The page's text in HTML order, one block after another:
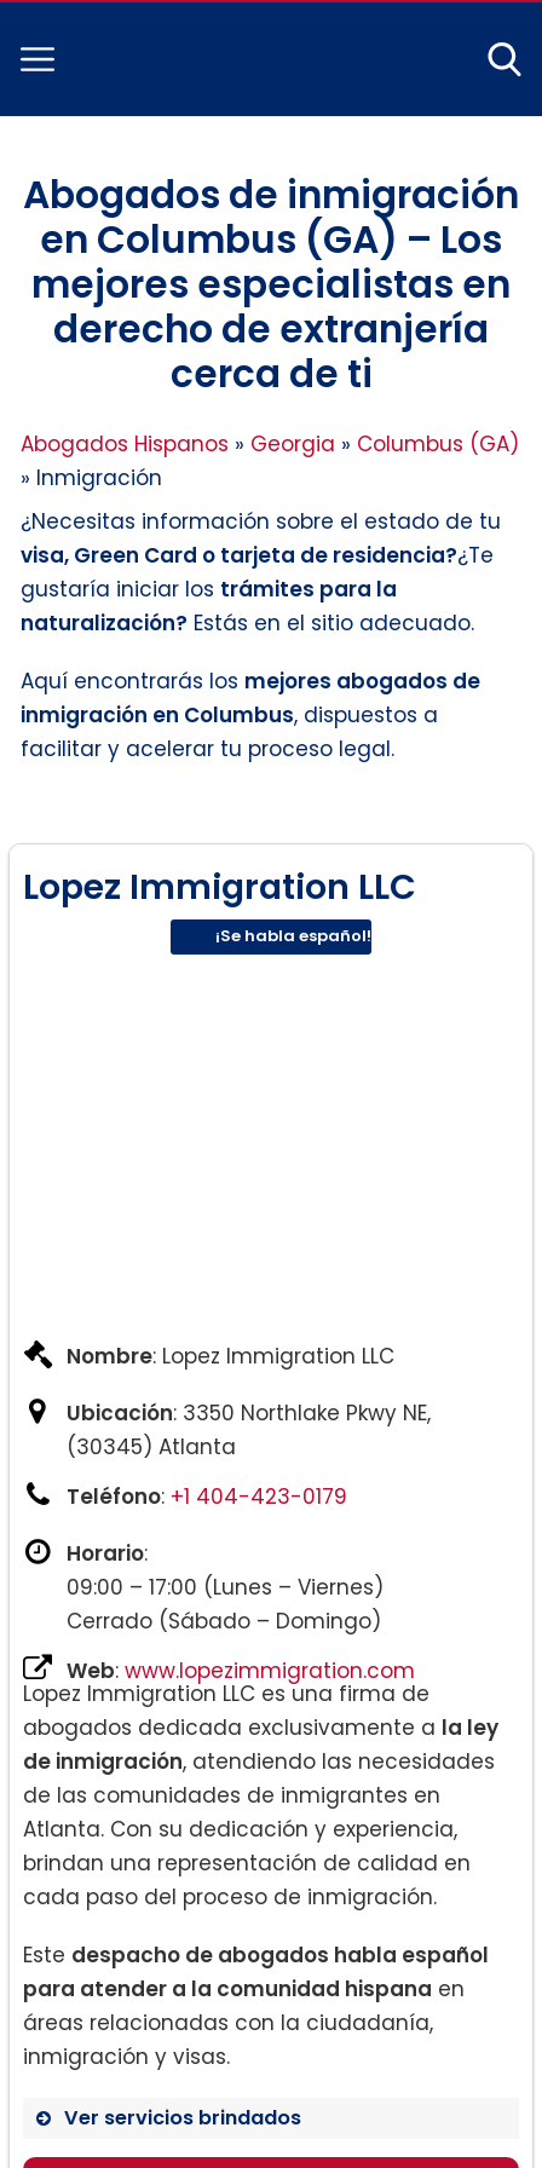
Abogados de inmigración
en Columbus (GA) – Los
mejores especialistas en
derecho de extranjería
cerca de ti
Abogados Hispanos » Georgia » Columbus (GA)
» Inmigración
¿Necesitas información sobre el estado de tu
visa, Green Card o tarjeta de residencia?¿Te
gustaría iniciar los trámites para la
naturalización? Estás en el sitio adecuado.
Aquí encontrarás los mejores abogados de
inmigración en Columbus, dispuestos a
facilitar y acelerar tu proceso legal.
Lopez Immigration LLC
¡Se habla español!
Nombre: Lopez Immigration LLC
Ubicación: 3350 Northlake Pkwy NE,
(30345) Atlanta
Teléfono: +1 404-423-0179
Horario:
09:00 – 17:00 (Lunes – Viernes)
Cerrado (Sábado – Domingo)
Web: www.lopezimmigration.com
Lopez Immigration LLC es una firma de
abogados dedicada exclusivamente a la ley
de inmigración, atendiendo las necesidades
de las comunidades de inmigrantes en
Atlanta. Con su dedicación y experiencia,
brindan una representación de calidad en
cada paso del proceso de inmigración.
Este despacho de abogados habla español
para atender a la comunidad hispana en
áreas relacionadas con la ciudadanía,
inmigración y visas.
Ver servicios brindados